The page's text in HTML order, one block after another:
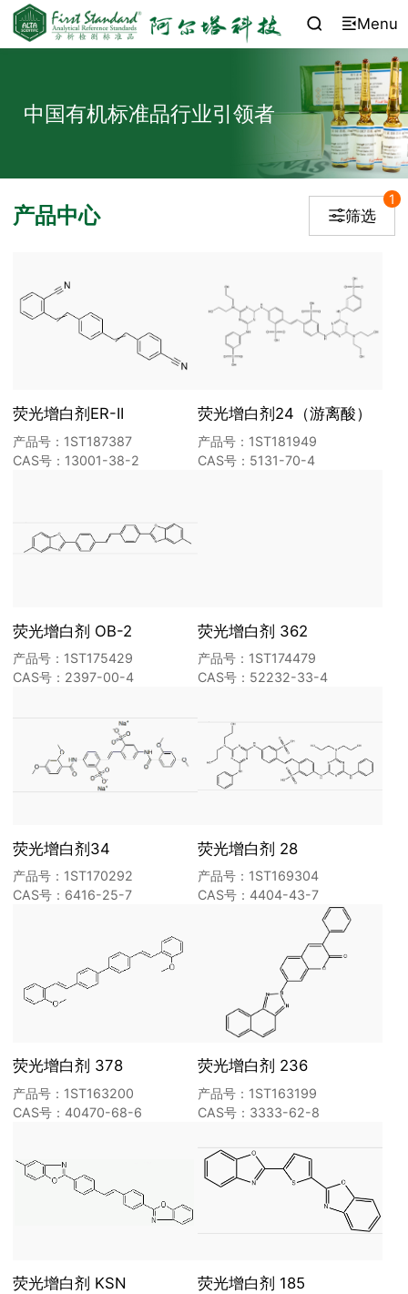
 Menu
中国有机标准品行业引领者
产品中心 筛选
1
荧光增白剂ER-II
产品号：1ST187387
CAS号：13001-38-2
荧光增白剂24（游离酸）
产品号：1ST181949
CAS号：5131-70-4
荧光增白剂 OB-2
产品号：1ST175429
CAS号：2397-00-4
荧光增白剂 362
产品号：1ST174479
CAS号：52232-33-4
荧光增白剂34
产品号：1ST170292
CAS号：6416-25-7
荧光增白剂 28
产品号：1ST169304
CAS号：4404-43-7
荧光增白剂 378
产品号：1ST163200
CAS号：40470-68-6
荧光增白剂 236
产品号：1ST163199
CAS号：3333-62-8
荧光增白剂 KSN 荧光增白剂 185